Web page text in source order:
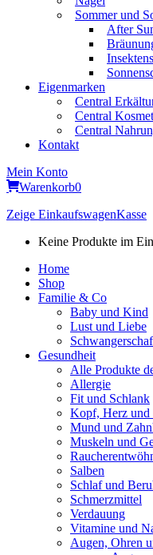
Sommer und
After
Eigenmarken
Central
Central
Central
Kontakt
Mein Konto
Warenkorb0
Zeige EinkaufswagenKasse
Keine Produkte im
Home
Shop
Familie & Co
Baby und Kind
Lust und Liebe
Gesundheit
Alle Produkte
Allergie
Fit und Schlank
Kopf, Herz und
Mund und
Muskeln und
Salben
Schlaf und
Schmerzmittel
Verdauung
Vitamine und
Augen, Ohren